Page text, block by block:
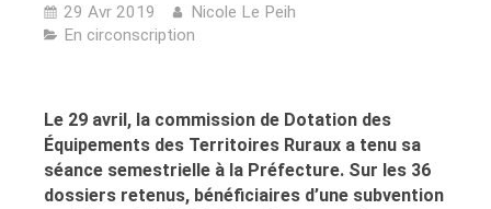
29 Avr 2019
Nicole Le Peih
En circonscription
Le 29 avril, la commission de Dotation des
Équipements des Territoires Ruraux a tenu sa
séance semestrielle à la Préfecture. Sur les 36
dossiers retenus, bénéficiaires d’une subvention